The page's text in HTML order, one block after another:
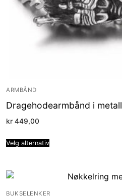
ARMBÅND
Dragehodearmbånd i metall
kr 449,00
Velg alternativ
BUKSELENKER